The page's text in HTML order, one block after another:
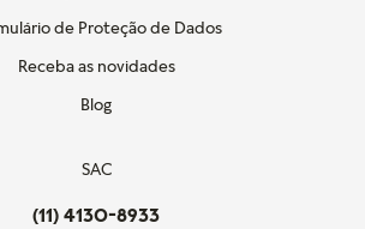
de Proteção de Dados
Receba as novidades
Blog
SAC
(11) 4130-8933